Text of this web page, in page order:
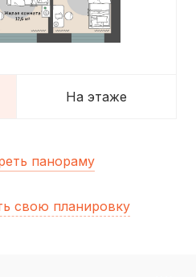
На этаже
панораму
свою планировку